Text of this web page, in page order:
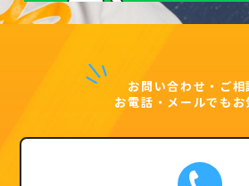
お問い合わせ・ご相
お電話・メールでもお